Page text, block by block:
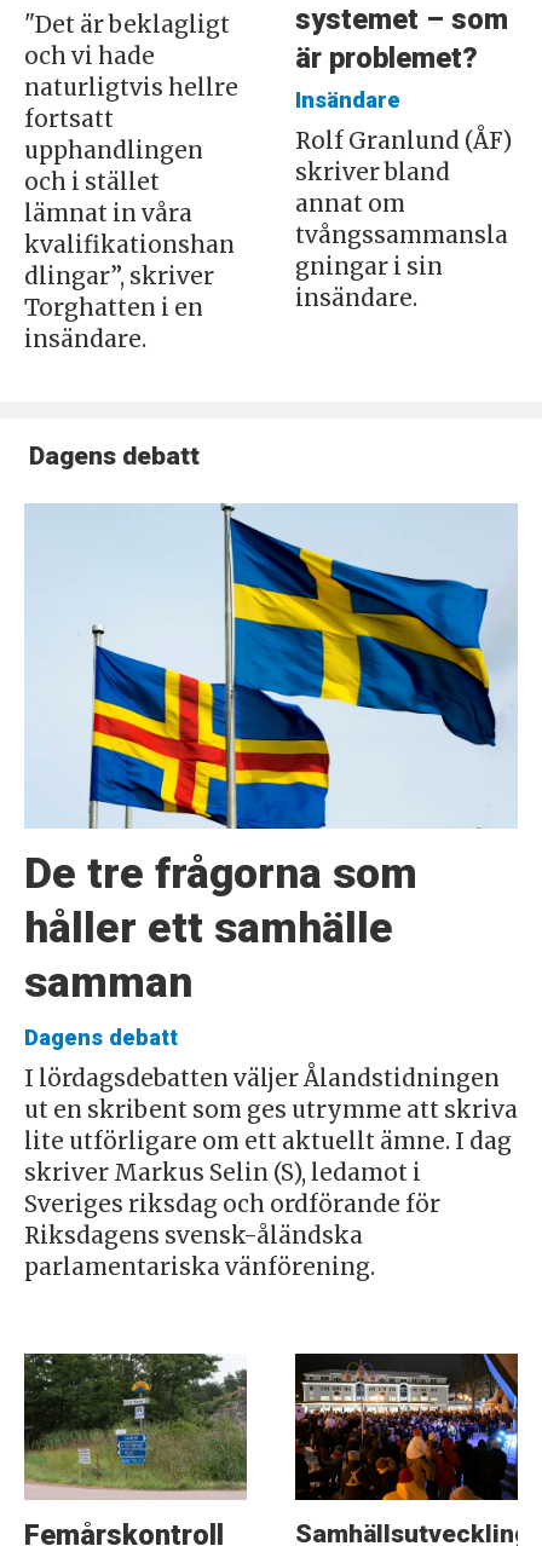
"Det är beklagligt
och vi hade
naturligtvis hellre
fortsatt
upphandlingen
och i stället
lämnat in våra
kvalifikationshan
dlingar”, skriver
Torghatten i en
insändare.
systemet – som
är problemet?
Insändare
Rolf Granlund (ÅF)
skriver bland
annat om
tvångssammansla
gningar i sin
insändare.
Dagens debatt
De tre frågorna som
håller ett samhälle
samman
Dagens debatt
I lördagsdebatten väljer Ålandstidningen
ut en skribent som ges utrymme att skriva
lite utförligare om ett aktuellt ämne. I dag
skriver Markus Selin (S), ledamot i
Sveriges riksdag och ordförande för
Riksdagens svensk-åländska
parlamentariska vänförening.
Femårskontroll Samhällsutveckling